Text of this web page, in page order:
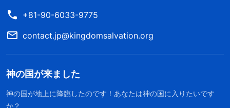
+81-90-6033-9775
contact.jp@kingdomsalvation.org
神の国が来ました
神の国が地上に降臨したのです！あなたは神の国に入りたいです
か？